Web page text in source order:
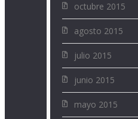
octubre 2015
agosto 2015
julio 2015
junio 2015
mayo 2015